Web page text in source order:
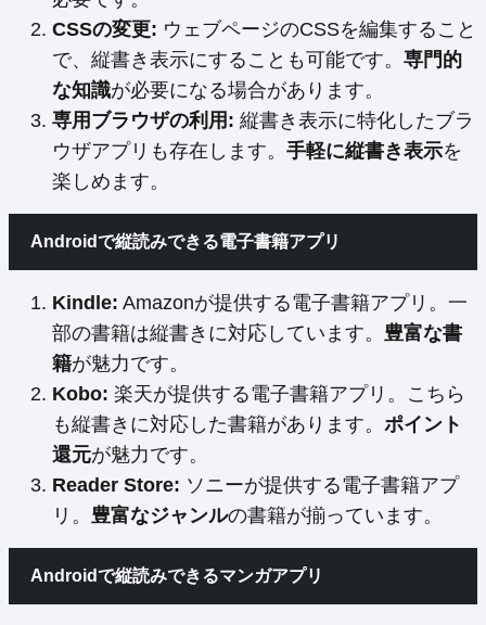
CSSの変更: ウェブページのCSSを編集すること
で、縦書き表示にすることも可能です。 専門的
な知識が必要になる場合があります。
専用ブラウザの利用: 縦書き表示に特化したブラ
ウザアプリも存在します。 手軽に縦書き表示を
楽しめます。
Androidで縦読みできる電子書籍アプリ
Kindle: Amazonが提供する電子書籍アプリ。一
部の書籍は縦書きに対応しています。 豊富な書
籍が魅力です。
Kobo: 楽天が提供する電子書籍アプリ。こちら
も縦書きに対応した書籍があります。 ポイント
還元が魅力です。
Reader Store: ソニーが提供する電子書籍アプ
リ。 豊富なジャンルの書籍が揃っています。
Androidで縦読みできるマンガアプリ